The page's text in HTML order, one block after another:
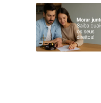
mais →